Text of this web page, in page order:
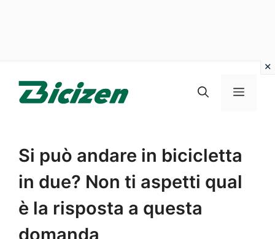
Menu
Si può andare in bicicletta
in due? Non ti aspetti qual
è la risposta a questa
domanda